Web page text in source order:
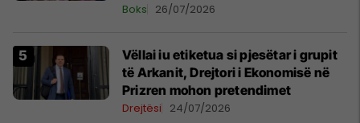
Boks 26/07/2026
Vëllai iu etiketua si pjesëtar i grupit
të Arkanit, Drejtori i Ekonomisë në
Prizren mohon pretendimet
Drejtësi 24/07/2026